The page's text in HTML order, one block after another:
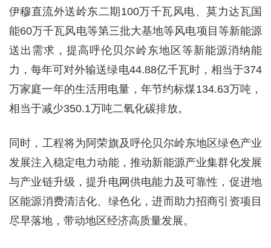
伊穆直流外送岭东二期100万千瓦风电、莫力达瓦国
能60万千瓦风电等第三批大基地等风电项目等新能源
送出需求，提高呼伦贝尔岭东地区等新能源消纳能
力，每年可对外输送绿电44.88亿千瓦时，相当于374
万家庭一年的生活用电量，年节约标煤134.63万吨，
相当于减少350.1万吨二氧化碳排放。
同时，工程将为阿荣旗及呼伦贝尔岭东地区绿色产业
发展注入稳定电力动能，推动新能源产业集群化发展
与产业链升级，提升电网供电能力及可靠性，促进地
区能源消费清洁化、绿色化，进而助力招商引资项目
尽早落地，带动地区经济高质量发展。